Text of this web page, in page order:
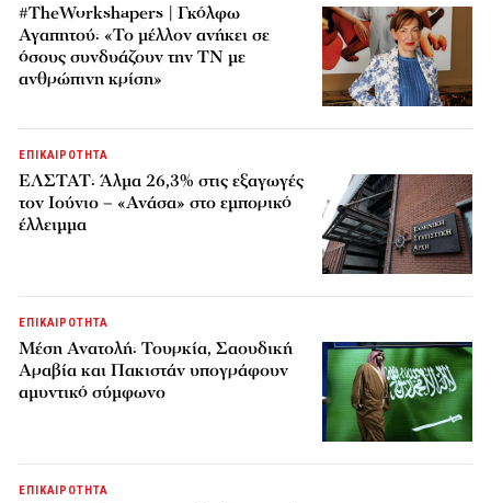
#TheWorkshapers | Γκόλφω
Αγαπητού: «Το μέλλον ανήκει σε
όσους συνδυάζουν την ΤΝ με
ανθρώπινη κρίση»
ΕΠΙΚΑΙΡΟΤΗΤΑ
ΕΛΣΤΑΤ: Άλμα 26,3% στις εξαγωγές
τον Ιούνιο – «Ανάσα» στο εμπορικό
έλλειμμα
ΕΠΙΚΑΙΡΟΤΗΤΑ
Μέση Ανατολή: Τουρκία, Σαουδική
Αραβία και Πακιστάν υπογράφουν
αμυντικό σύμφωνο
ΕΠΙΚΑΙΡΟΤΗΤΑ